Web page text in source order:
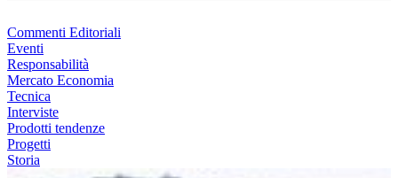
Commenti Editoriali
Eventi
Responsabilità
Mercato Economia
Tecnica
Interviste
Prodotti tendenze
Progetti
Storia